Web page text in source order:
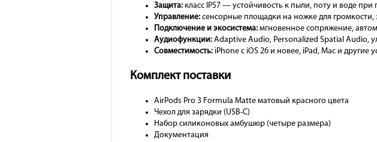
Защита: класс IP57 — устойчивость к пыли, поту и воде при
Управление: сенсорные площадки на ножке для
Подключение и экосистема: мгновенное сопряжение,
Аудиофункции: Adaptive Audio, Personalized Spatial Audio,
Совместимость: iPhone с iOS 26 и новее, iPad, Mac и
Комплект поставки
AirPods Pro 3 Formula Matte матовый красного цвета
Чехол для зарядки (USB-C)
Набор силиконовых амбушюр (четыре размера)
Документация